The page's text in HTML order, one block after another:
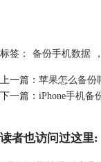
择是否加密备份，然后
以备份苹果手机到电脑
标签： 备份手机数据 ，
上一篇： 苹果怎么备份
下一篇： iPhone手机备
读者也访问过这里: